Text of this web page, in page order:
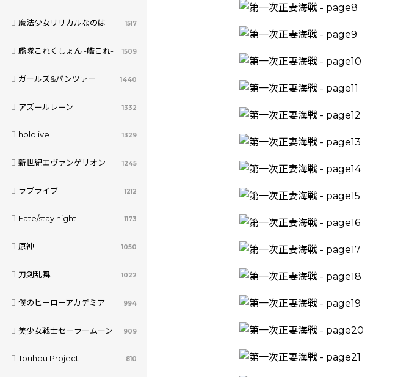
魔法少女リリカルなのは 1517
艦隊これくしょん -艦これ- 1509
ガールズ&パンツァー 1440
アズールレーン 1332
hololive 1329
新世紀エヴァンゲリオン 1245
ラブライブ 1212
Fate/stay night 1173
原神 1050
刀剣乱舞 1022
僕のヒーローアカデミア 994
美少女戦士セーラームーン 909
Touhou Project 810